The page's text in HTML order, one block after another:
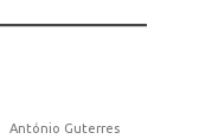
António Guterres